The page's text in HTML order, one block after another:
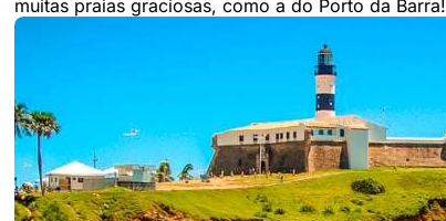
muitas praias graciosas, como a do Porto da Barra!